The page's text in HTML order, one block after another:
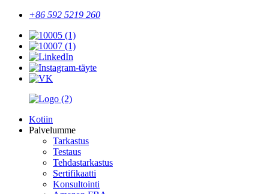
+86 592 5219 260
Kotiin
Palvelumme
Tarkastus
Testaus
Tehdastarkastus
Sertifikaatti
Konsultointi